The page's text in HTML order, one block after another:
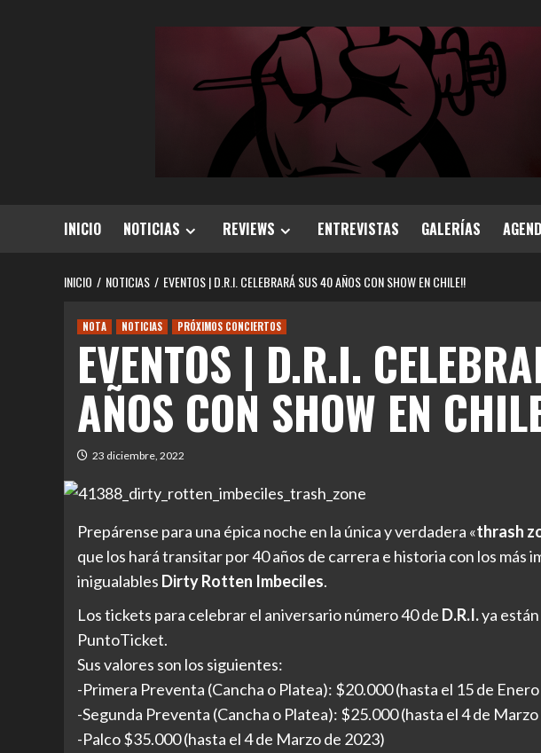
INICIO NOTICIAS REVIEWS ENTREVISTAS GALERÍAS
INICIO NOTICIAS EVENTOS | D.R.I. CELEBRARÁ SUS 40 AÑOS CON SHOW EN CHILE!!
NOTA NOTICIAS PRÓXIMOS CONCIERTOS
EVENTOS | D.R.I.
AÑOS CON SHOW EN
23 diciembre, 2022
Prepárense para una épica noche en la única y verdadera «thrash
que los hará transitar por 40 años de carrera e historia con los más
inigualables Dirty Rotten Imbeciles.
Los tickets para celebrar el aniversario número 40 de D.R.I.ya
PuntoTicket.
Sus valores son los siguientes:
-Primera Preventa (Cancha o Platea): $20.000 (hasta el 15 de
-Segunda Preventa (Cancha o Platea): $25.000 (hasta el 4 de
-Palco $35.000 (hasta el 4 de Marzo de 2023)